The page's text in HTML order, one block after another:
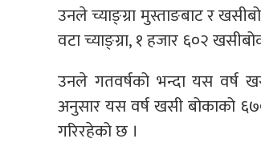
उनले च्याङ्ग्रा मुस्ताङबाट र
वटा च्याङ्ग्रा, १ हजार ६०२
उनले गतवर्षको भन्दा यस वर्ष
अनुसार यस वर्ष खसी बोकाको
गरिरहेको छ ।